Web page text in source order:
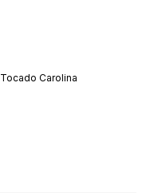
Tocado Carolina